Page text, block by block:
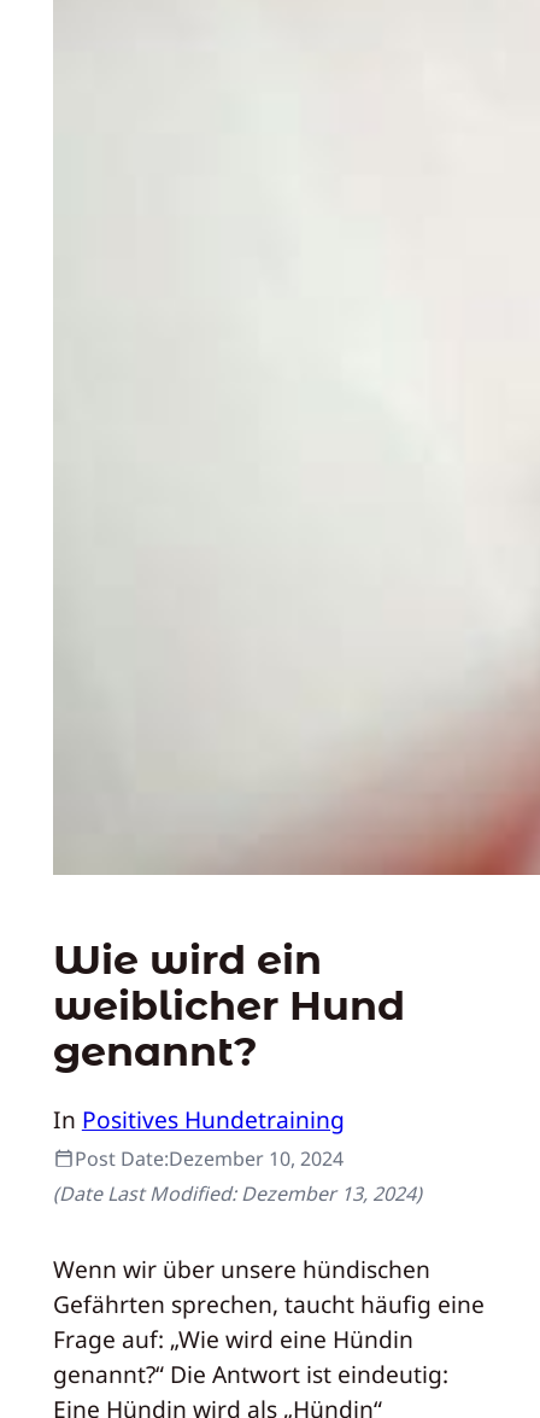
Wie wird ein
weiblicher Hund
genannt?
In Positives Hundetraining
Post Date:Dezember 10, 2024
(Date Last Modified:Dezember 13, 2024)
Wenn wir über unsere hündischen
Gefährten sprechen, taucht häufig eine
Frage auf: „Wie wird eine Hündin
genannt?“ Die Antwort ist eindeutig:
Eine Hündin wird als „Hündin“